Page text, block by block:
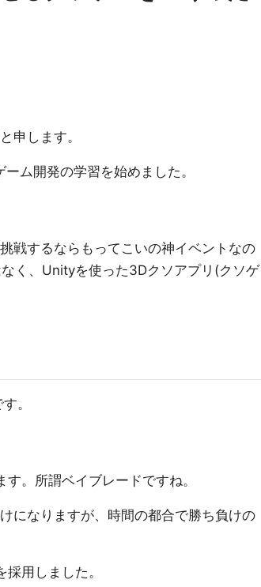
申します。
ム開発の学習を始めました。
戦するならもってこいの神イベントなの
く、Unityを使った3Dクソアプリ(クソゲ
。
。所謂ベイブレードですね。
になりますが、時間の都合で勝ち負けの
用しました。